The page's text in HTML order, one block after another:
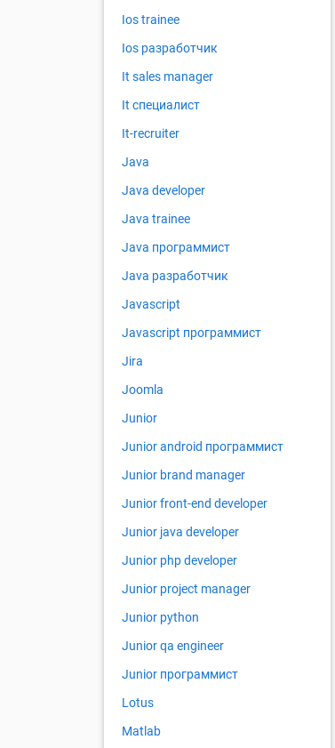
Ios trainee
Ios разработчик
It sales manager
It специалист
It-recruiter
Java
Java developer
Java trainee
Java программист
Java разработчик
Javascript
Javascript программист
Jira
Joomla
Junior
Junior android программист
Junior brand manager
Junior front-end developer
Junior java developer
Junior php developer
Junior project manager
Junior python
Junior qa engineer
Junior программист
Lotus
Matlab